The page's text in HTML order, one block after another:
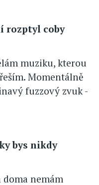
rozptyl coby
muziku, kterou
Momentálně
fuzzový zvuk -
bys nikdy
doma nemám